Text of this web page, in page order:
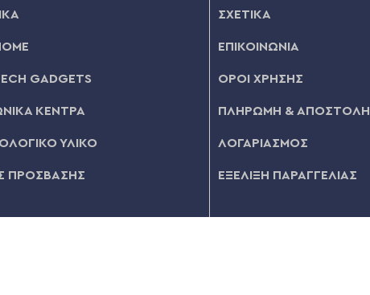
GADGETS
ΚΕΝΤΡΑ
ΥΛΙΚΟ
ΠΡΟΣΒΑΣΗΣ
ΣΧΕΤΙΚΑ
ΕΠΙΚΟΙΝΩΝΙΑ
ΟΡΟΙ ΧΡΗΣΗΣ
ΠΛΗΡΩΜΗ & ΑΠΟΣΤΟΛΗ
ΛΟΓΑΡΙΑΣΜΟΣ
ΕΞΕΛΙΞΗ ΠΑΡΑΓΓΕΛΙΑΣ